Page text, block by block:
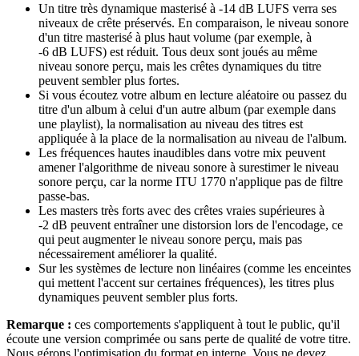
Un titre très dynamique masterisé à -14 dB LUFS verra ses
niveaux de crête préservés. En comparaison, le niveau sonore
d'un titre masterisé à plus haut volume (par exemple, à
-6 dB LUFS) est réduit. Tous deux sont joués au même
niveau sonore perçu, mais les crêtes dynamiques du titre
peuvent sembler plus fortes.
Si vous écoutez votre album en lecture aléatoire ou passez du
titre d'un album à celui d'un autre album (par exemple dans
une playlist), la normalisation au niveau des titres est
appliquée à la place de la normalisation au niveau de l'album.
Les fréquences hautes inaudibles dans votre mix peuvent
amener l'algorithme de niveau sonore à surestimer le niveau
sonore perçu, car la norme ITU 1770 n'applique pas de filtre
passe-bas.
Les masters très forts avec des crêtes vraies supérieures à
-2 dB peuvent entraîner une distorsion lors de l'encodage, ce
qui peut augmenter le niveau sonore perçu, mais pas
nécessairement améliorer la qualité.
Sur les systèmes de lecture non linéaires (comme les enceintes
qui mettent l'accent sur certaines fréquences), les titres plus
dynamiques peuvent sembler plus forts.
Remarque : ces comportements s'appliquent à tout le public, qu'il
écoute une version comprimée ou sans perte de qualité de votre titre.
Nous gérons l'optimisation du format en interne. Vous ne devez